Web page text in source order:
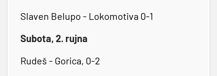
Slaven Belupo - Lokomotiva 0-1
Subota, 2. rujna
Rudeš - Gorica, 0-2